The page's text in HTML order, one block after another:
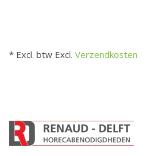
* Excl. btw Excl. Verzendkosten